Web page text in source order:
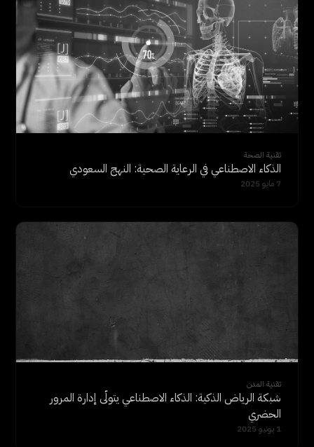
تقنية الصحة
الذكاء الاصطناعي في الرعاية الصحية: النهج السعودي
7 مايو 2025
تقنية المدن
شبكة الرياض الذكية: الذكاء الاصطناعي يتولّى إدارة المرور
الحضري
1 يونيو 2025